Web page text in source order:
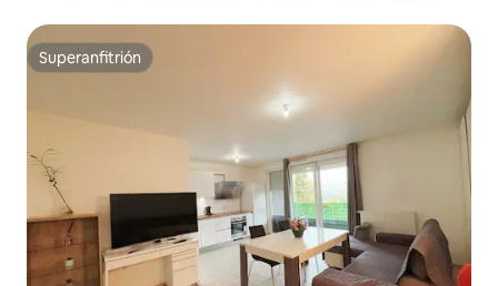
Superanfitrión
Superanfitrión